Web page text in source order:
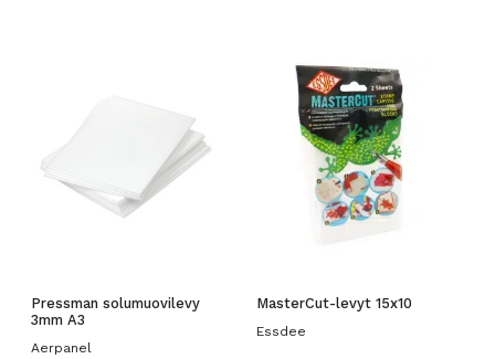
Pressman solumuovilevy
3mm A3
Aerpanel
MasterCut-levyt 15x10
Essdee